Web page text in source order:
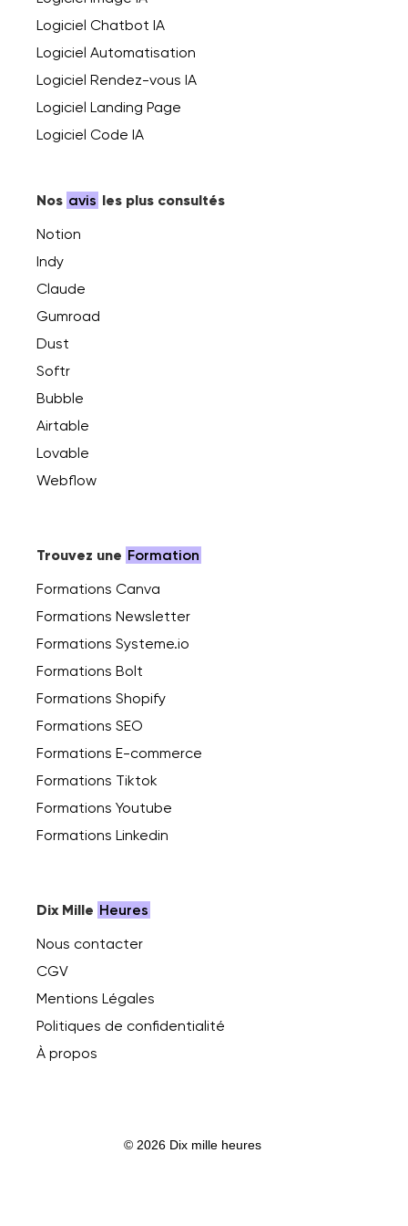
Logiciel Chatbot IA
Logiciel Automatisation
Logiciel Rendez-vous IA
Logiciel Landing Page
Logiciel Code IA
Nos avis les plus consultés
Notion
Indy
Claude
Gumroad
Dust
Softr
Bubble
Airtable
Lovable
Webflow
Trouvez une Formation
Formations Canva
Formations Newsletter
Formations Systeme.io
Formations Bolt
Formations Shopify
Formations SEO
Formations E-commerce
Formations Tiktok
Formations Youtube
Formations Linkedin
Dix Mille Heures
Nous contacter
CGV
Mentions Légales
Politiques de confidentialité
À propos
© 2026 Dix mille heures